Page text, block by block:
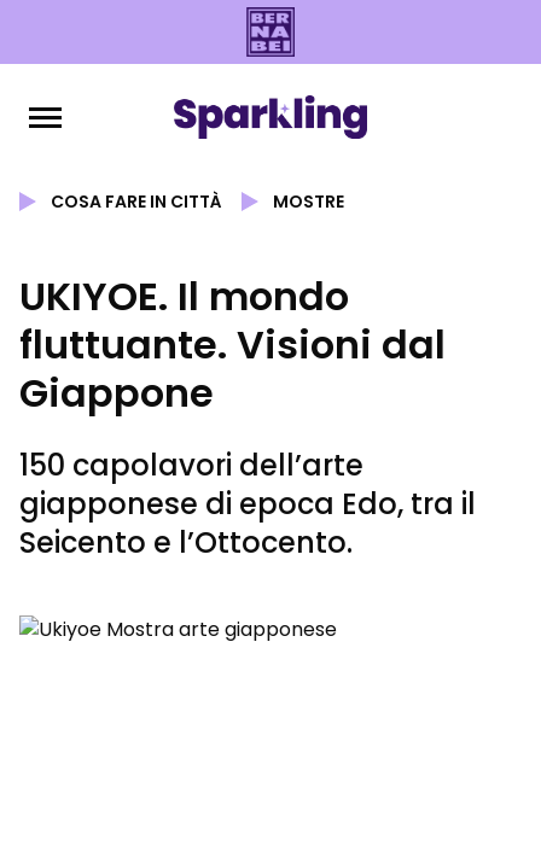
COSA FARE IN CITTÀ MOSTRE
UKIYOE. Il mondo
fluttuante. Visioni dal
Giappone
150 capolavori dell’arte
giapponese di epoca Edo, tra il
Seicento e l’Ottocento.